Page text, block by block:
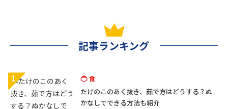
記事ランキング
1 食
たけのこのあく抜き、茹で方はどうする？ぬ
かなしでできる方法も紹介